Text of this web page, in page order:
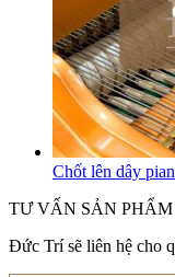
Chốt lên dây
TƯ VẤN SẢN PHẨM
Đức Trí sẽ liên hệ cho